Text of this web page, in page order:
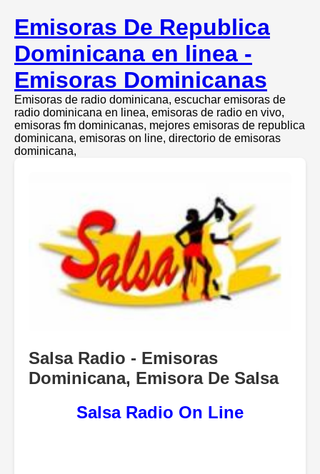
Emisoras De Republica
Dominicana en linea -
Emisoras Dominicanas
Emisoras de radio dominicana, escuchar emisoras de
radio dominicana en linea, emisoras de radio en vivo,
emisoras fm dominicanas, mejores emisoras de republica
dominicana, emisoras on line, directorio de emisoras
dominicana,
Salsa Radio - Emisoras
Dominicana, Emisora De Salsa
Salsa Radio On Line